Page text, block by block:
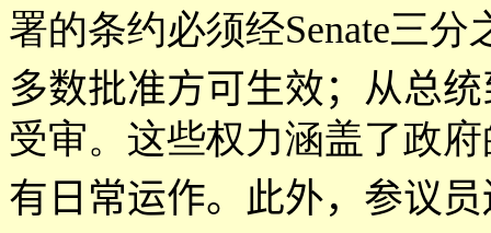
署的条约必须经Senate三分
多数批准方可生效；从总
受审。这些权力涵盖了政
有日常运作。此外，参议